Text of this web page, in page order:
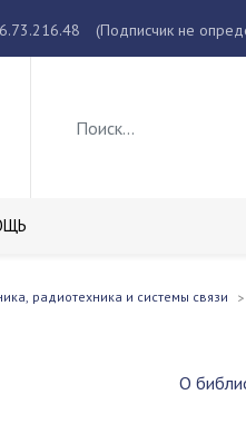
(Подписчик не
радиотехника и системы связи
О